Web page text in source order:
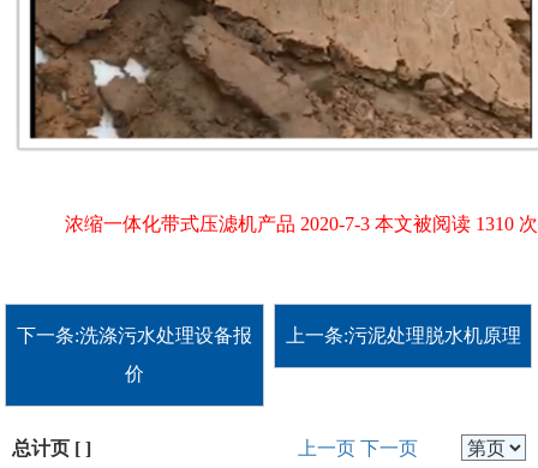
浓缩一体化带式压滤机产品 2020-7-3 本文被阅读 1310 次
下一条:洗涤污水处理设备报
价
上一条:污泥处理脱水机原理
总计页 [ ] 上一页 下一页